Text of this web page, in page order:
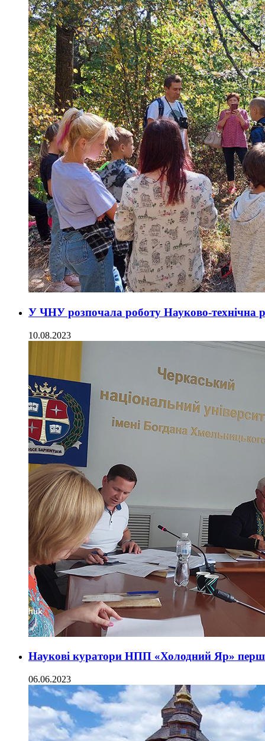
У ЧНУ розпочала роботу Науково-
10.08.2023
Наукові куратори НПП «Холодний Яр»
06.06.2023